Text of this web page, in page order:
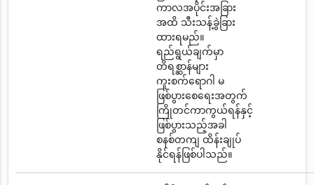
ကာလအပိုင်းအခြား
အထိ သီးသန့်ခွဲခြား
ထားရမည်။
ရည်ရွယ်ချက်မှာ
တိရစ္ဆာန်များ
ကူးစက်ရောဂါ မ
ဖြစ်ပွားစေရေးအတွက်
ကြိုတင်ကာကွယ်ရန်နှင့်
ဖြစ်ပွားသည့်အခါ
စနစ်တကျ ထိန်းချုပ်
နိုင်ရန်ဖြစ်ပါသည်။